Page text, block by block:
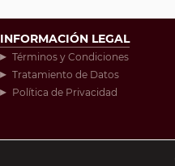
INFORMACIÓN LEGAL
Términos y Condiciones
Tratamiento de Datos
Política de Privacidad